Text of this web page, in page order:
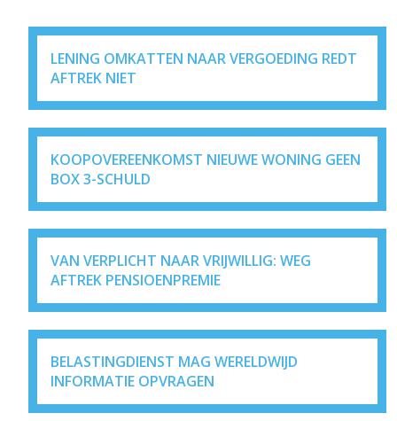
LENING OMKATTEN NAAR VERGOEDING REDT
AFTREK NIET
KOOPOVEREENKOMST NIEUWE WONING GEEN
BOX 3-SCHULD
VAN VERPLICHT NAAR VRIJWILLIG: WEG
AFTREK PENSIOENPREMIE
BELASTINGDIENST MAG WERELDWIJD
INFORMATIE OPVRAGEN